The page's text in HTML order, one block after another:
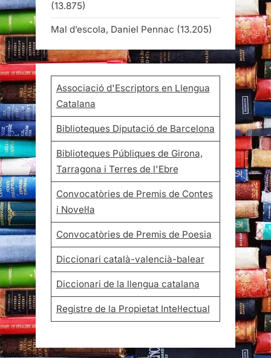
(13.875)
Mal d’escola, Daniel Pennac (13.205)
Associació d'Escriptors en Llengua
Catalana
Biblioteques Diputació de Barcelona
Biblioteques Públiques de Girona,
Tarragona i Terres de l'Ebre
Convocatòries de Premis de Contes
i Novel·la
Convocatòries de Premis de Poesia
Diccionari català-valencià-balear
Diccionari de la llengua catalana
Registre de la Propietat Intel·lectual